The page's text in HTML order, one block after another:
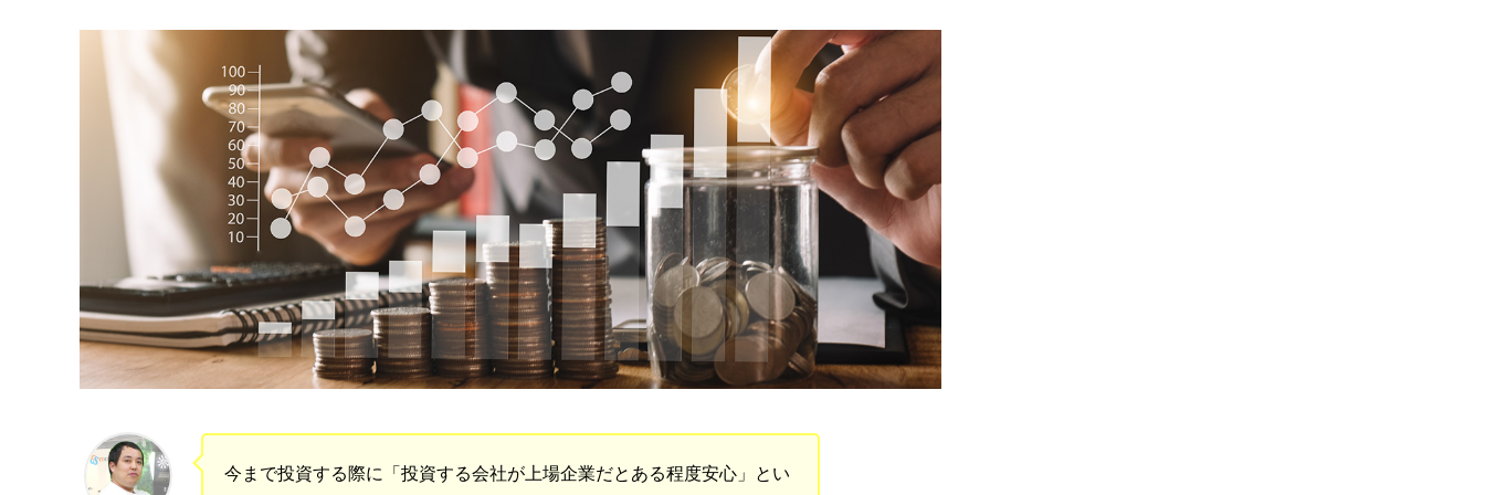
今まで投資する際に「投資する会社が上場企業だとある程度安心」とい